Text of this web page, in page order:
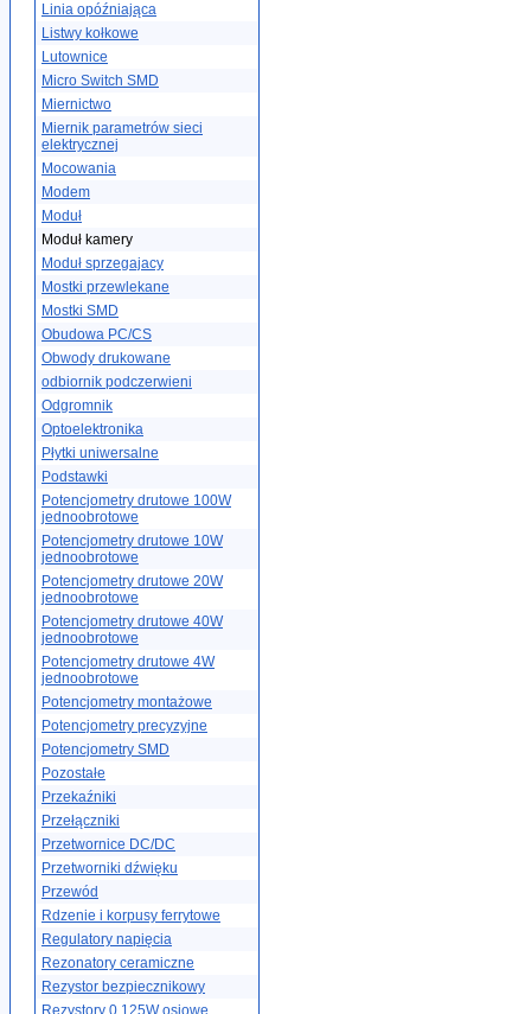
Linia opóźniająca
Listwy kołkowe
Lutownice
Micro Switch SMD
Miernictwo
Miernik parametrów sieci
elektrycznej
Mocowania
Modem
Moduł
Moduł kamery
Moduł sprzegajacy
Mostki przewlekane
Mostki SMD
Obudowa PC/CS
Obwody drukowane
odbiornik podczerwieni
Odgromnik
Optoelektronika
Płytki uniwersalne
Podstawki
Potencjometry drutowe 100W
jednoobrotowe
Potencjometry drutowe 10W
jednoobrotowe
Potencjometry drutowe 20W
jednoobrotowe
Potencjometry drutowe 40W
jednoobrotowe
Potencjometry drutowe 4W
jednoobrotowe
Potencjometry montażowe
Potencjometry precyzyjne
Potencjometry SMD
Pozostałe
Przekaźniki
Przełączniki
Przetwornice DC/DC
Przetworniki dźwięku
Przewód
Rdzenie i korpusy ferrytowe
Regulatory napięcia
Rezonatory ceramiczne
Rezystor bezpiecznikowy
Rezystory 0.125W osiowe